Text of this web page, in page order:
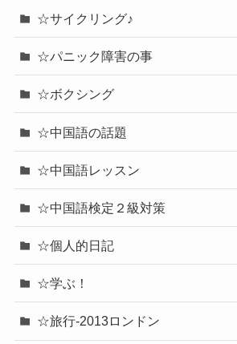
☆サイクリング♪
☆パニック障害の事
☆ボクシング
☆中国語の話題
☆中国語レッスン
☆中国語検定２級対策
☆個人的日記
☆学ぶ！
☆旅行-2013ロンドン